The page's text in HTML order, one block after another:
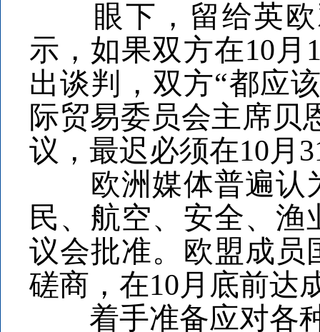
眼下，留给英欧
示，如果双方在10
出谈判，双方“都应
际贸易委员会主席贝
议，最迟必须在10月
欧洲媒体普遍认为
民、航空、安全、
议会批准。欧盟成员
磋商，在10月底前达
着手准备应对各